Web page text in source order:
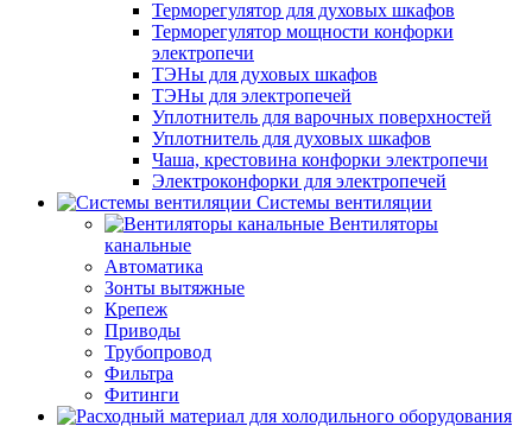
Терморегулятор для духовых шкафов
Терморегулятор мощности конфорки
электропечи
ТЭНы для духовых шкафов
ТЭНы для электропечей
Уплотнитель для варочных поверхностей
Уплотнитель для духовых шкафов
Чаша, крестовина конфорки электропечи
Электроконфорки для электропечей
Системы вентиляции
Вентиляторы
канальные
Автоматика
Зонты вытяжные
Крепеж
Приводы
Трубопровод
Фильтра
Фитинги